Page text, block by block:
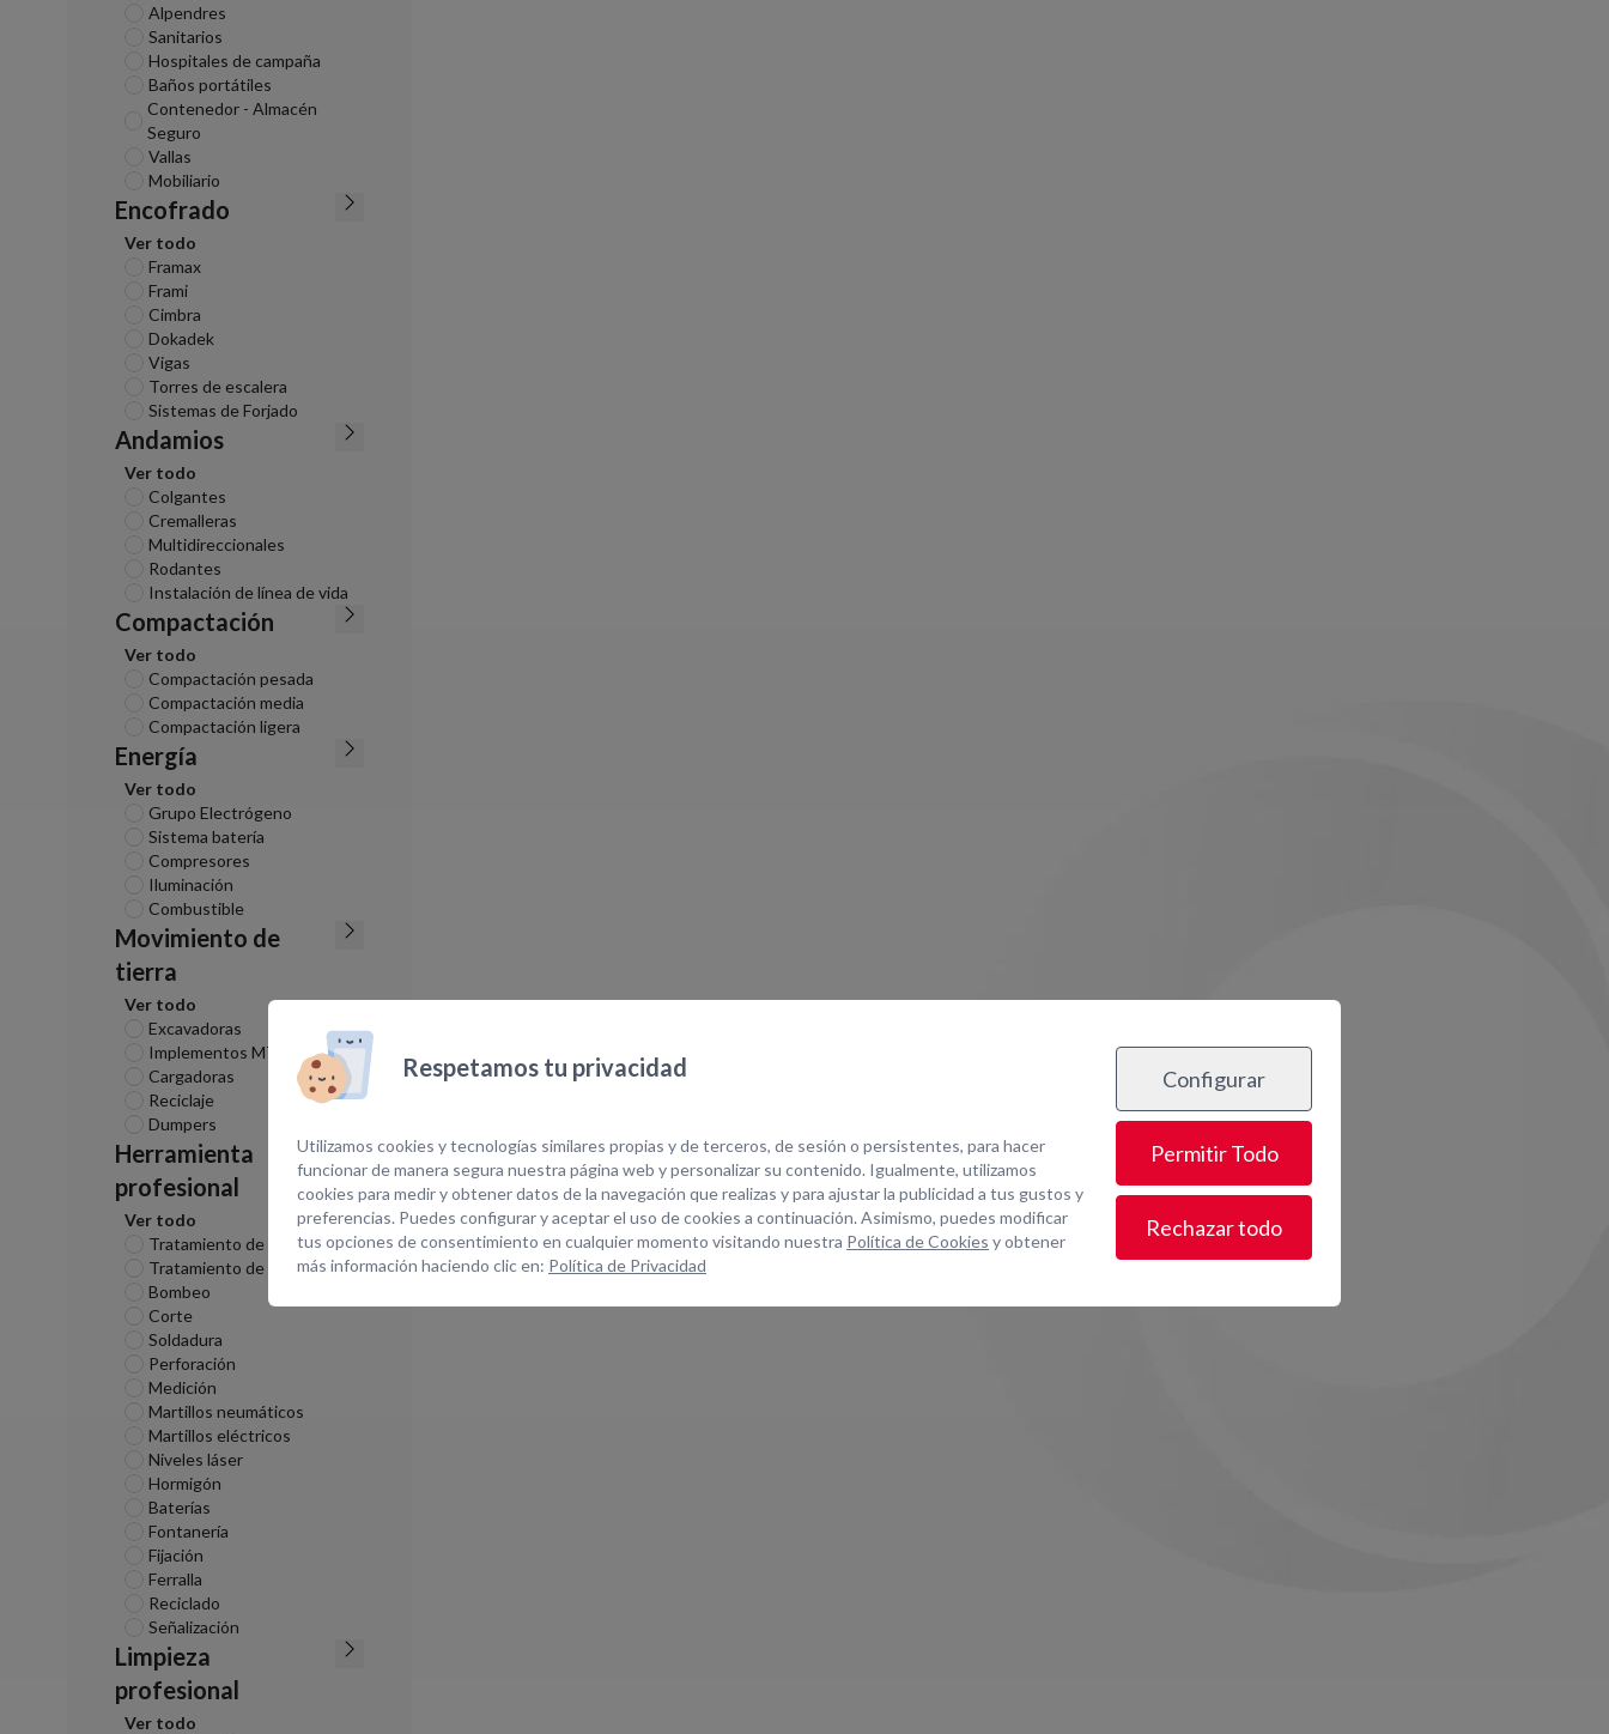
Alpendres
Sanitarios
Hospitales de campaña
Baños portátiles
Contenedor - Almacén
Seguro
Vallas
Mobiliario
Encofrado
Ver todo
Framax
Frami
Cimbra
Dokadek
Vigas
Torres de escalera
Sistemas de Forjado
Andamios
Ver todo
Colgantes
Cremalleras
Multidireccionales
Rodantes
Instalación de línea de vida
Compactación
Ver todo
Compactación pesada
Compactación media
Compactación ligera
Energía
Ver todo
Grupo Electrógeno
Sistema batería
Compresores
Iluminación
Combustible
Movimiento de
tierra
Ver todo
Excavadoras
Implementos MT
Cargadoras
Reciclaje
Dumpers
Herramienta
profesional
Ver todo
Tratamiento de superficies
Tratamiento de aire
Bombeo
Corte
Soldadura
Perforación
Medición
Martillos neumáticos
Martillos eléctricos
Niveles láser
Hormigón
Baterías
Fontanería
Fijación
Ferralla
Reciclado
Señalización
Limpieza
profesional
Ver todo
Respetamos tu privacidad
Utilizamos cookies y tecnologías similares propias y de terceros, de sesión o persistentes, para hacer
funcionar de manera segura nuestra página web y personalizar su contenido. Igualmente, utilizamos
cookies para medir y obtener datos de la navegación que realizas y para ajustar la publicidad a tus gustos y
preferencias. Puedes configurar y aceptar el uso de cookies a continuación. Asimismo, puedes modificar
tus opciones de consentimiento en cualquier momento visitando nuestra Política de Cookies y obtener
más información haciendo clic en: Política de Privacidad
Configurar
Permitir Todo
Rechazar todo